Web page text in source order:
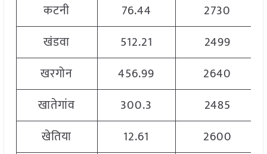
कटनी
76.44
2730
खंडवा
512.21
2499
खरगोन
456.99
2640
खातेगांव
300.3
2485
खेतिया
12.61
2600